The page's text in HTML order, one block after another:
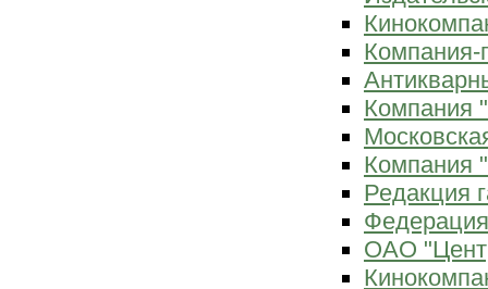
Компания-
Компания
Компания
Редакция
ОАО